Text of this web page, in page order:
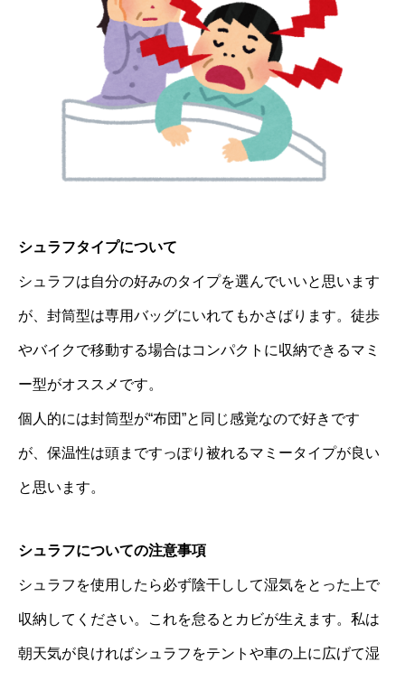
シュラフタイプについて
シュラフは自分の好みのタイプを選んでいいと思います
が、封筒型は専用バッグにいれてもかさばります。徒歩
やバイクで移動する場合はコンパクトに収納できるマミ
ー型がオススメです。
個人的には封筒型が“布団”と同じ感覚なので好きです
が、保温性は頭まですっぽり被れるマミータイプが良い
と思います。
シュラフについての注意事項
シュラフを使用したら必ず陰干しして湿気をとった上で
収納してください。これを怠るとカビが生えます。私は
朝天気が良ければシュラフをテントや車の上に広げて湿